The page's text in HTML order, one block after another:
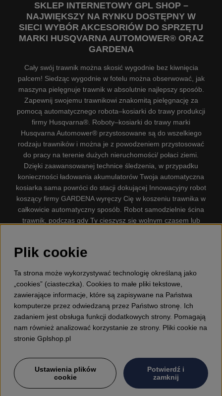
SKLEP INTERNETOWY GPL SHOP –
NAJWIĘKSZY NA RYNKU DOSTĘPNY W
SIECI WYBÓR AKCESORIÓW DO SPRZĘTU
MARKI HUSQVARNA AUTOMOWER® ORAZ
GARDENA
Cały swój trawnik można skosić wygodnie bez kiwnięcia
palcem! Siedząc wygodnie w fotelu można obserwować, jak
maszyna pielęgnuje trawnik w absolutnie najlepszy sposób.
Zapewnij swojemu trawnikowi znakomitą pielęgnację za
pomocą automatycznego robota–kosiarki do trawy produkcji
firmy Husqvarna®. Roboty–kosiarki do trawy marki
Husqvarna Automower® przystosowane są do wszelkiego
rodzaju trawników i można je z powodzeniem przystosować
do pracy na terenie dużych nieruchomości/ połaci ziemi.
Dzięki zaawansowanej technice śledzenia, w przypadku
konieczności ładowania akumulatorów Twoja automatyczna
kosiarka sama powróci do stacji dokującej Innowacyjny robot
koszący firmy GARDENA wyręczy Cię w koszeniu trawnika w
całkowicie automatyczny sposób. Robot samodzielnie ścina
trawnik, podczas gdy Ty cieszysz się wolnym czasem lub
dostępną na rynku. Firma nasza dysponuje. Gplshop
ochronna, Wykaszarki, Podkaszarki, Nożyce do żywopłotów,
Kultywatory, Dmuchawy, Odśnieżarki, Myjka Ciśnieniowa,
Odkurzacz, Przecinarki, Siekiery, Narzędzia do prac leśnych,
Smary, Pojemniki, Zabawki dla dzieci ETC.
Plik cookie
Ta strona może wykorzystywać technologię określaną jako
„cookies” (ciasteczka). Cookies to małe pliki tekstowe,
zawierające informacje, które są zapisywane na Państwa
komputerze przez odwiedzaną przez Państwo stronę. Ich
zadaniem jest obsługa funkcji dodatkowych strony. Pomagają
nam również analizować korzystanie ze strony. Pliki cookie na
stronie Gplshop.pl
Ustawienia plików
cookie
Potwierdź i
zamknij